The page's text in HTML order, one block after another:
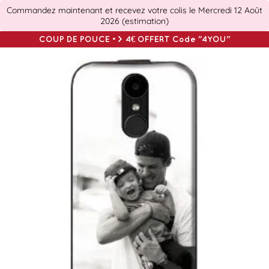
Commandez maintenant et recevez votre colis le Mercredi 12 Août
2026 (estimation)
COUP DE POUCE => 4€ OFFERT Code "4YOU"